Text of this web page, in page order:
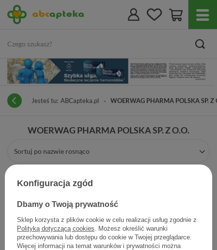
Jesteś tu: ABCapteka.pl WOERWAG PHARMA POLSKA SP. Z
WOERWAG PHARMA POLSKA SP. Z O.O.
Sortuj po nazwie rosnąco
Konfiguracja zgód
Dbamy o Twoją prywatność
Sklep korzysta z plików cookie w celu realizacji usług zgodnie z
Polityką dotyczącą cookies . Możesz określić warunki
przechowywania lub dostępu do cookie w Twojej przeglądarce.
Więcej informacji na temat warunków i prywatności można